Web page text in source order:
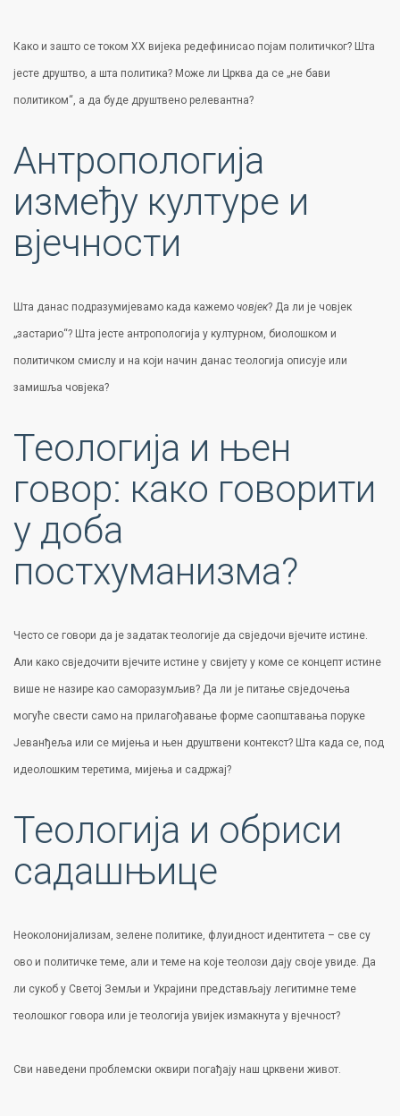
Како и зашто се током XX вијека редефинисао појам политичког? Шта
јесте друштво, а шта политика? Може ли Црква да се „не бави
политиком“, а да буде друштвено релевантна?
Антропологија
између културе и
вјечности
Шта данас подразумијевамо када кажемо човјек? Да ли је човјек
„застарио“? Шта јесте антропологија у културном, биолошком и
политичком смислу и на који начин данас теологија описује или
замишља човјека?
Теологија и њен
говор: како говорити
у доба
постхуманизма?
Често се говори да је задатак теологије да свједочи вјечите истине.
Али како свједочити вјечите истине у свијету у коме се концепт истине
више не назире као саморазумљив? Да ли је питање свједочења
могуће свести само на прилагођавање форме саопштавања поруке
Јеванђеља или се мијења и њен друштвени контекст? Шта када се, под
идеолошким теретима, мијења и садржај?
Теологија и обриси
садашњице
Неоколонијализам, зелене политике, флуидност идентитета – све су
ово и политичке теме, али и теме на које теолози дају своје увиде. Да
ли сукоб у Светој Земљи и Украјини представљају легитимне теме
теолошког говора или је теологија увијек измакнута у вјечност?
Сви наведени проблемски оквири погађају наш црквени живот.